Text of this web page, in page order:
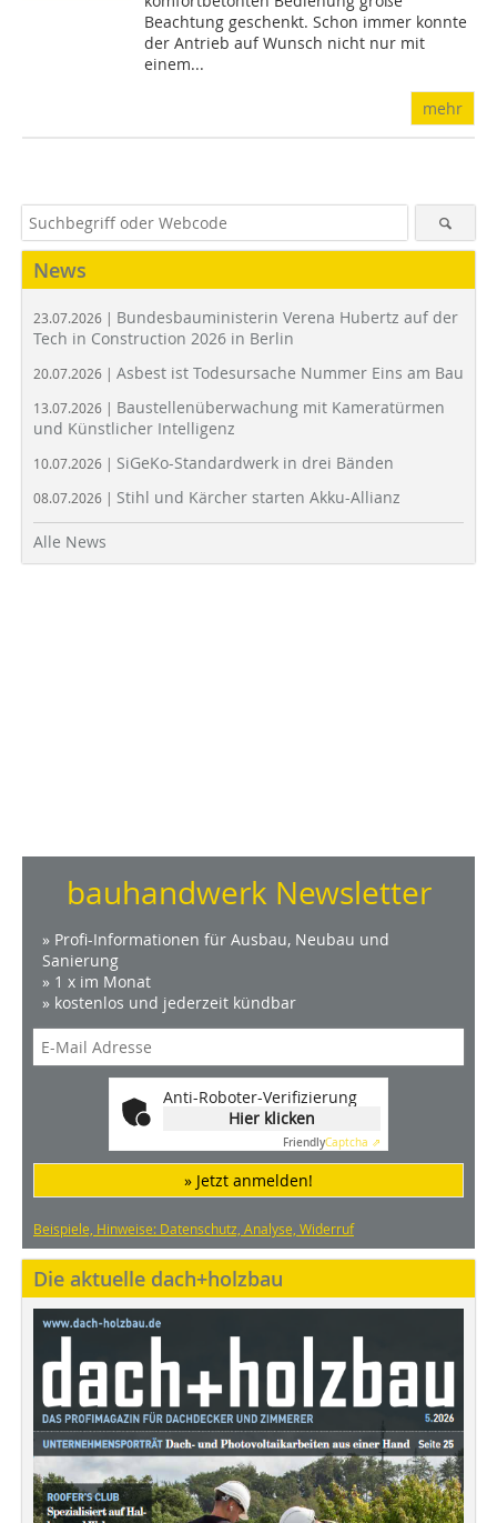
Beachtung geschenkt. Schon immer konnte
der Antrieb auf Wunsch nicht nur mit
einem...
mehr
News
23.07.2026 | Bundesbauministerin Verena Hubertz auf der
Tech in Construction 2026 in Berlin
20.07.2026 | Asbest ist Todesursache Nummer Eins am Bau
13.07.2026 | Baustellenüberwachung mit Kameratürmen
und Künstlicher Intelligenz
10.07.2026 | SiGeKo-Standardwerk in drei Bänden
08.07.2026 | Stihl und Kärcher starten Akku-Allianz
Alle News
bauhandwerk Newsletter
» Profi-Informationen für Ausbau, Neubau und
Sanierung
» 1 x im Monat
» kostenlos und jederzeit kündbar
Anti-Roboter-Verifizierung
Hier klicken
FriendlyCaptcha ⇗
» Jetzt anmelden!
Beispiele, Hinweise: Datenschutz, Analyse, Widerruf
Die aktuelle dach+holzbau